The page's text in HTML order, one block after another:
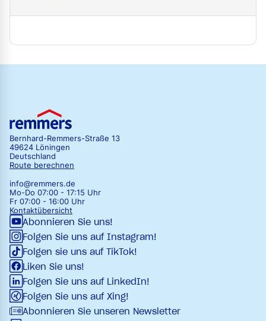
Bernhard-Remmers-Straße 13
49624 Löningen
Deutschland
Route berechnen
info@remmers.de
Mo-Do 07:00 - 17:15 Uhr
Fr 07:00 - 16:00 Uhr
Kontaktübersicht
Abonnieren Sie uns!
Folgen Sie uns auf Instagram!
Folgen sie uns auf TikTok!
Liken Sie uns!
Folgen Sie uns auf LinkedIn!
Folgen Sie uns auf Xing!
Abonnieren Sie unseren Newsletter